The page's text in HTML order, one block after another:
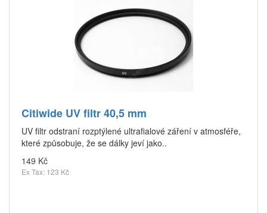
Citiwide UV filtr 40,5 mm
UV filtr odstraní rozptýlené ultrafialové záření v atmosféře,
které způsobuje, že se dálky jeví jako..
149 Kč
Ex Tax: 123 Kč